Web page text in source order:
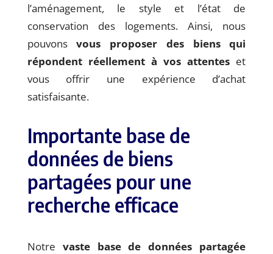
l’aménagement, le style et l’état de
conservation des logements. Ainsi, nous
pouvonsvous proposer des biens qui
répondent réellement à vos attentes et
vous offrir une expérience d’achat
satisfaisante.
Importante base de
données de biens
partagées pour une
recherche efficace
Notre vaste base de données partagée